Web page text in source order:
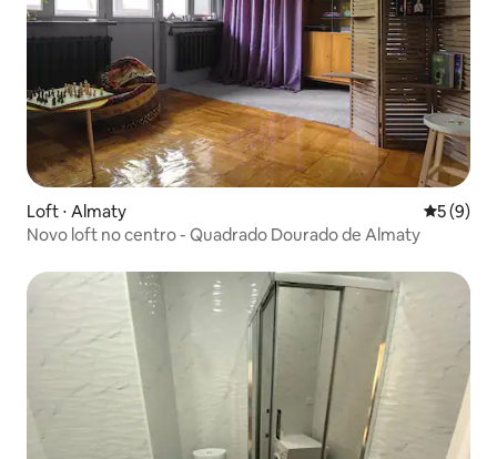
Loft ⋅ Almaty 5 de
5 (9)
Novo loft no centro - Quadrado Dourado de Almaty